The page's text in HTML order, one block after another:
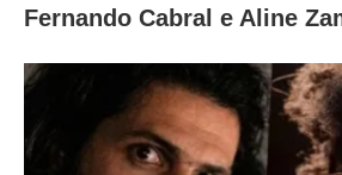
Fernando Cabral e Aline